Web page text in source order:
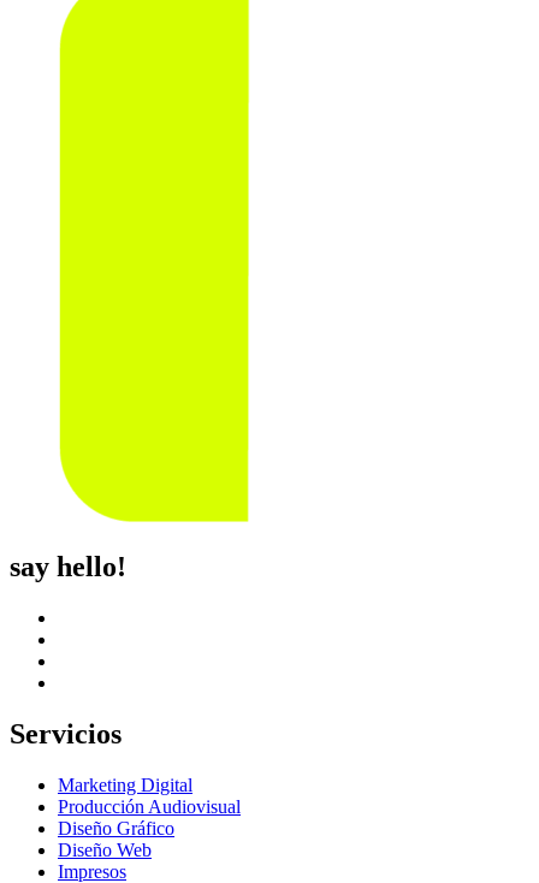
say hello!
Servicios
Marketing Digital
Producción Audiovisual
Diseño Gráfico
Diseño Web
Impresos